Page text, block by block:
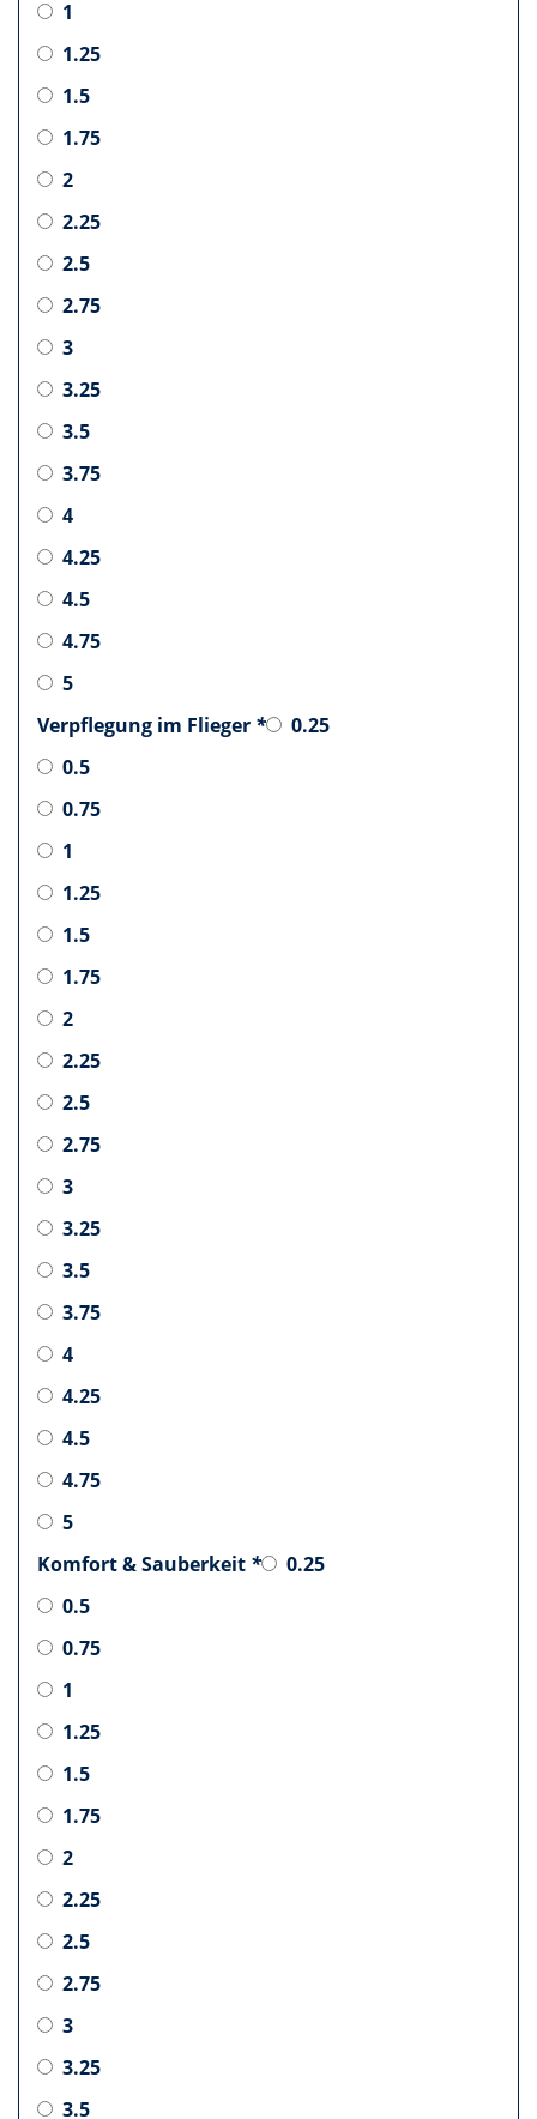
1
1.25
1.5
1.75
2
2.25
2.5
2.75
3
3.25
3.5
3.75
4
4.25
4.5
4.75
5
Verpflegung im Flieger *
0.25
0.5
0.75
1
1.25
1.5
1.75
2
2.25
2.5
2.75
3
3.25
3.5
3.75
4
4.25
4.5
4.75
5
Komfort & Sauberkeit *
0.25
0.5
0.75
1
1.25
1.5
1.75
2
2.25
2.5
2.75
3
3.25
3.5